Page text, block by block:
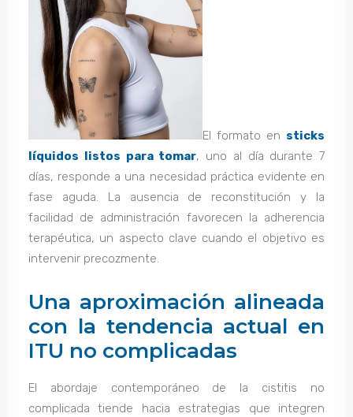
El formato en sticks
líquidos listos para tomar, uno al día durante 7
días, responde a una necesidad práctica evidente en
fase aguda. La ausencia de reconstitución y la
facilidad de administración favorecen la adherencia
terapéutica, un aspecto clave cuando el objetivo es
intervenir precozmente.
Una aproximación alineada
con la tendencia actual en
ITU no complicadas
El abordaje contemporáneo de la cistitis no
complicada tiende hacia estrategias que integren